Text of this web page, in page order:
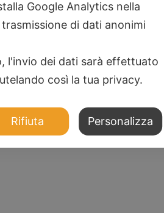
Google Analytics nella
di dati anonimi
l'invio dei dati sarà effettuato
così la tua privacy.
Rifiuta Personalizza